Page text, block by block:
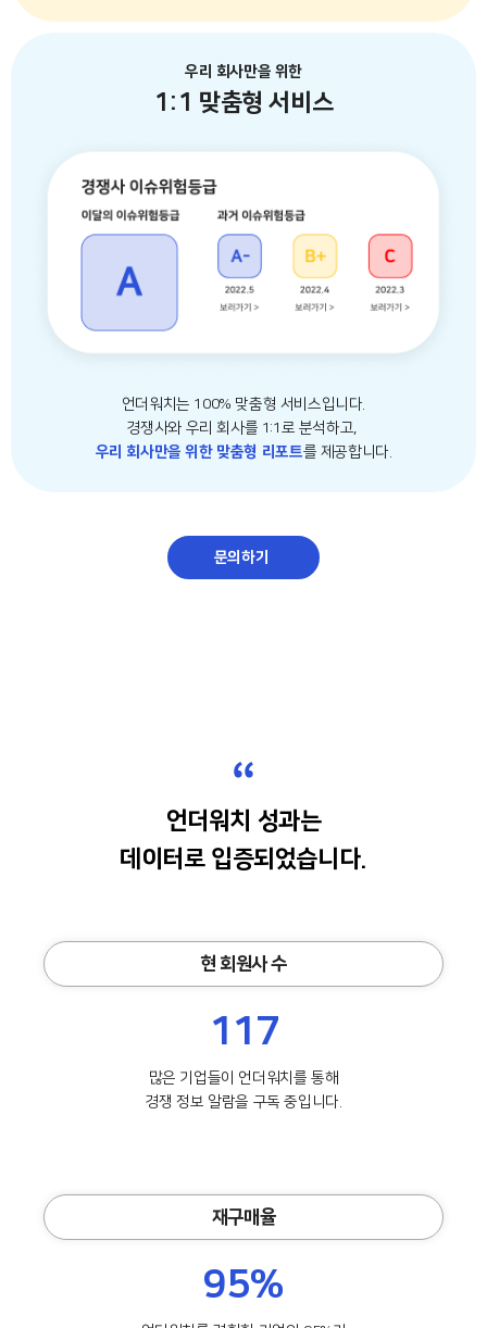
우리 회사만을 위한
1:1 맞춤형 서비스
언더워치는 100% 맞춤형 서비스입니다.
경쟁사와 우리 회사를 1:1로 분석하고,
우리 회사만을 위한 맞춤형 리포트를 제공합니다.
문의하기
“
언더워치 성과는
데이터로 입증되었습니다.
현 회원사 수
117
많은 기업들이 언더워치를 통해
경쟁 정보 알람을 구독 중입니다.
재구매율
95%